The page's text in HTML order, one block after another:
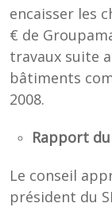
encaisser les
€ de
travaux suite
bâtiments
2008.
Rapport
Le conseil
président du